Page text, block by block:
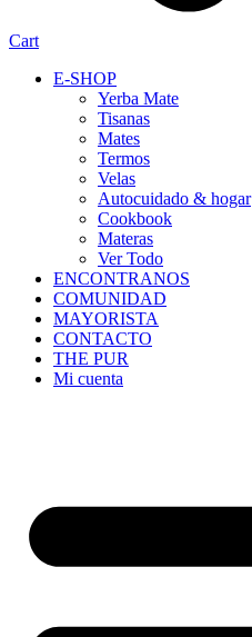
Cart
E-SHOP
Yerba Mate
Tisanas
Mates
Termos
Velas
Autocuidado & hogar
Cookbook
Materas
Ver Todo
ENCONTRANOS
COMUNIDAD
MAYORISTA
CONTACTO
THE PUR
Mi cuenta